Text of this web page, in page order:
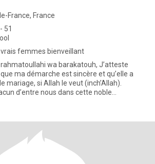
France, France
51
femmes bienveillant
wa barakatouh, J’atteste
mariage, si Allah le veut (inch’Allah).
d’entre nous dans cette noble